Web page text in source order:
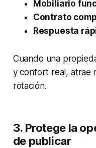
Mobiliario
Contrato
Respuesta
Cuando una
y confort real, atrae
rotación.
3. Protege la
de publicar